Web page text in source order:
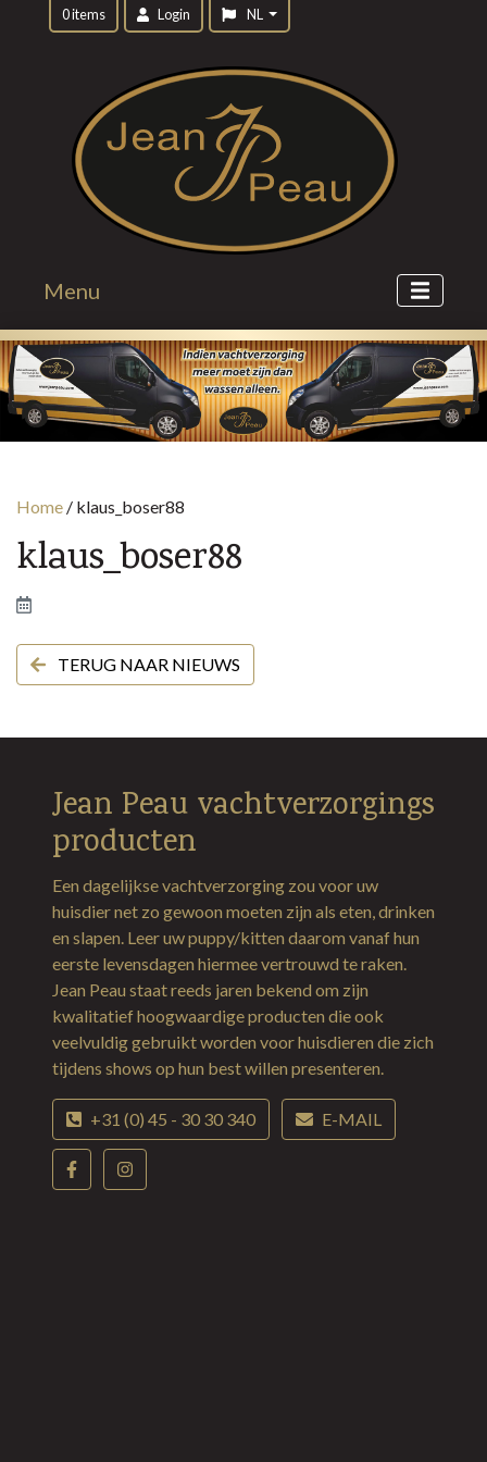
0 items Login NL
Menu
Home / klaus_boser88
klaus_boser88
TERUG NAAR NIEUWS
Jean Peau vachtverzorgings
producten
Een dagelijkse vachtverzorging zou voor uw
huisdier net zo gewoon moeten zijn als eten, drinken
en slapen. Leer uw puppy/kitten daarom vanaf hun
eerste levensdagen hiermee vertrouwd te raken.
Jean Peau staat reeds jaren bekend om zijn
kwalitatief hoogwaardige producten die ook
veelvuldig gebruikt worden voor huisdieren die zich
tijdens shows op hun best willen presenteren.
+31 (0) 45 - 30 30 340 E-MAIL